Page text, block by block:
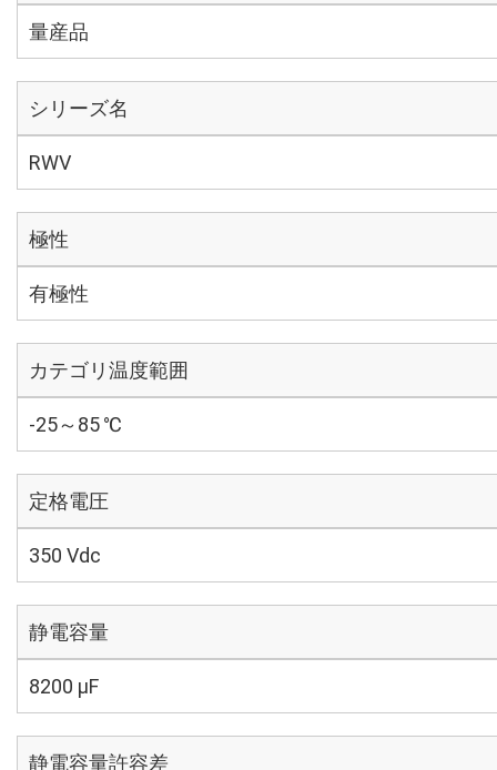
量産品
シリーズ名
RWV
極性
有極性
カテゴリ温度範囲
-25～85 ℃
定格電圧
350 Vdc
静電容量
8200 µF
静電容量許容差